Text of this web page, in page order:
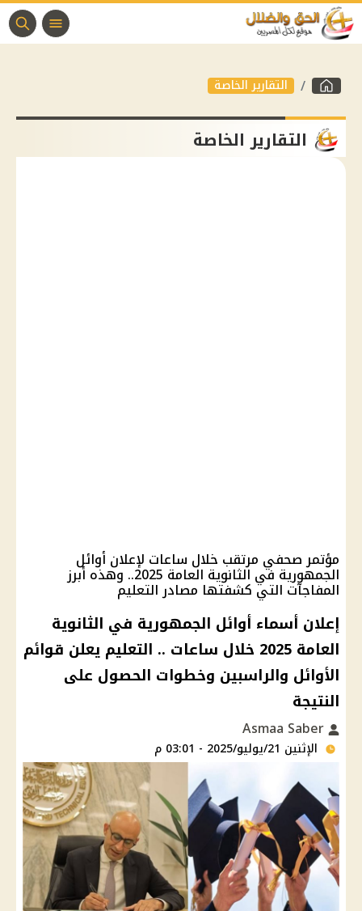
التقارير الخاصة
التقارير الخاصة
مؤتمر صحفي مرتقب خلال ساعات لإعلان أوائل
الجمهورية في الثانوية العامة 2025.. وهذه أبرز
المفاجآت التي كشفتها مصادر التعليم
إعلان أسماء أوائل الجمهورية في الثانوية
العامة 2025 خلال ساعات .. التعليم يعلن قوائم
الأوائل والراسبين وخطوات الحصول على
النتيجة
الإثنين 21/يوليو/2025 - 03:01 م